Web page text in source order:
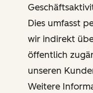
Dies umfasst
wir indirekt
öffentlich
unseren
Weitere